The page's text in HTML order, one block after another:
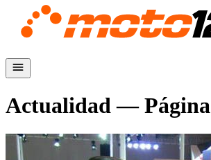
Actualidad— Página